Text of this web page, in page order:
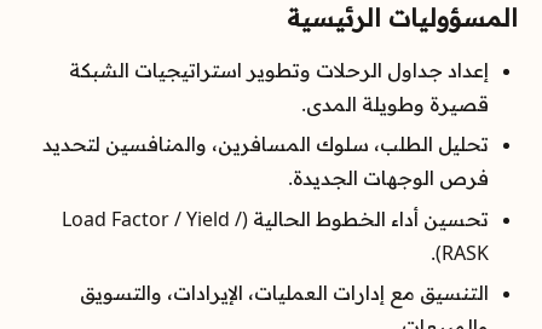
المسؤوليات الرئيسية
إعداد جداول الرحلات وتطوير استراتيجيات الشبكة
قصيرة وطويلة المدى.
تحليل الطلب، سلوك المسافرين، والمنافسين لتحديد
فرص الوجهات الجديدة.
تحسين أداء الخطوط الحالية (Load Factor / Yield /
RASK).
التنسيق مع إدارات العمليات، الإيرادات، والتسويق